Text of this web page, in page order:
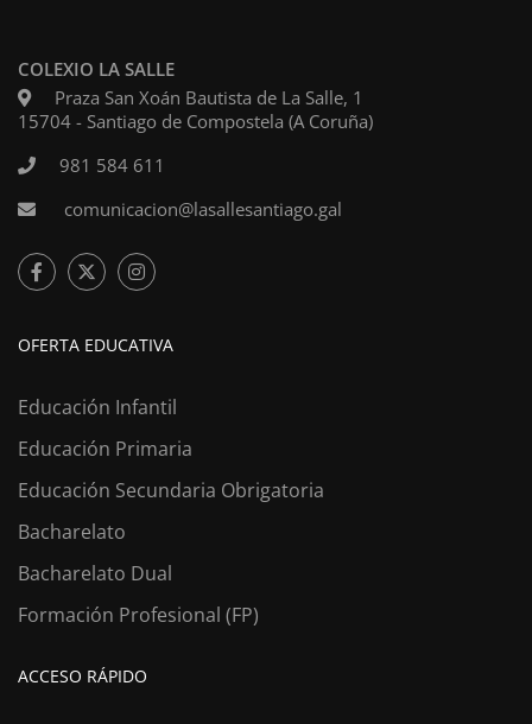
COLEXIO LA SALLE
Praza San Xoán Bautista de La Salle, 1
15704 - Santiago de Compostela (A Coruña)
981 584 611
comunicacion@lasallesantiago.gal
OFERTA EDUCATIVA
Educación Infantil
Educación Primaria
Educación Secundaria Obrigatoria
Bacharelato
Bacharelato Dual
Formación Profesional (FP)
ACCESO RÁPIDO